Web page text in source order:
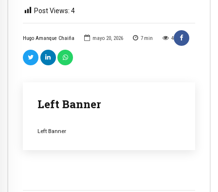
Hugo Amanque Chaiña mayo 20, 2026 7 min 4
Left Banner
Left Banner
Post Views: 4